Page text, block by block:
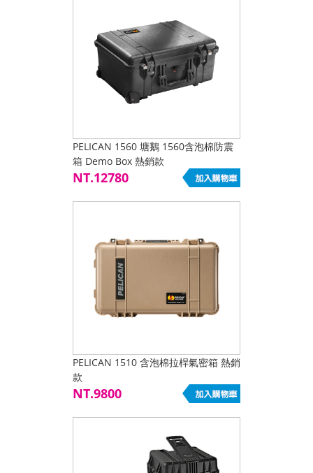
PELICAN 1560 塘鵝 1560含泡棉防震
箱 Demo Box 熱銷款
NT.12780
PELICAN 1510 含泡棉拉桿氣密箱 熱銷
款
NT.9800